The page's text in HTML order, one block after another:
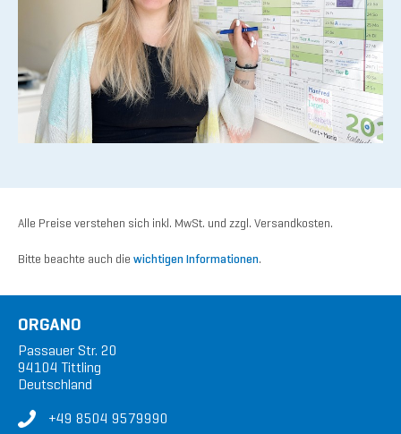
Alle Preise verstehen sich inkl. MwSt. und zzgl. Versandkosten.
Bitte beachte auch die wichtigen Informationen.
ORGANO
Passauer Str. 20
94104 Tittling
Deutschland
+49 8504 9579990